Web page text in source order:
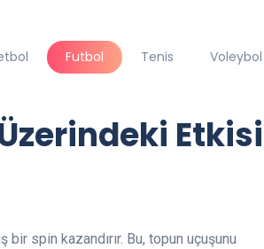
Futbol Tenis Voleybol
Etkisi
spin kazandırır. Bu, topun uçuşunu